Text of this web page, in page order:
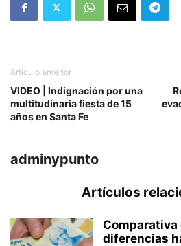
Artículo anterior
VIDEO | Indignación por una
multitudinaria fiesta de 15
años en Santa Fe
adminypunto
Artículos
Comparativa
diferencias